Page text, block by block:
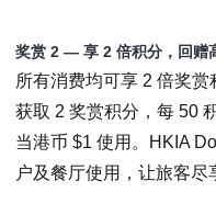
奖赏 2 — 享 2 倍积分，回赠
所有消费均可享 2 倍奖
获取 2 奖赏积分，每 50
当港币 $1 使用。HKIA
户及餐厅使用，让旅客尽